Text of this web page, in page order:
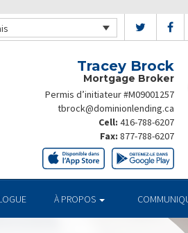
Tracey Brock
Mortgage Broker
Permis d’initiateur #M09001257
tbrock@dominionlending.ca
Cell: 416-788-6207
Fax: 877-788-6207
À PROPOS